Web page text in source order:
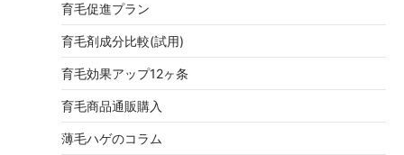
育毛促進プラン
育毛剤成分比較(試用)
育毛効果アップ12ヶ条
育毛商品通販購入
薄毛ハゲのコラム